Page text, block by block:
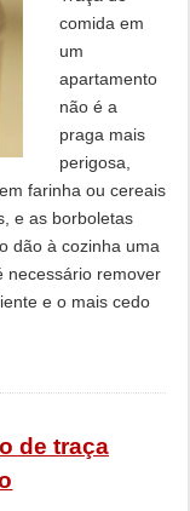
comida em
um
apartamento
não é a
praga mais
perigosa,
farinha ou cereais
e as borboletas
dão à cozinha uma
necessário remover
e o mais cedo
de traça